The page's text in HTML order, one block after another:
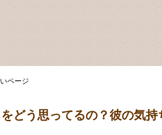
ページ
どう思ってるの？彼の気持